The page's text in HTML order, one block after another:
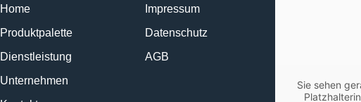
Home
Produktpalette
Dienstleistung
Unternehmen
Impressum
Datenschutz
AGB
Sie sehen